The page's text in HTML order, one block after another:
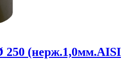
250 (нерж.1,0мм.AISI